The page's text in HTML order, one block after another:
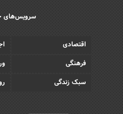
سرویس‌های
اقتصادی
فرهنگی
سبک زندگی